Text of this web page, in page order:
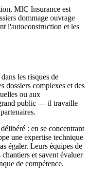
MIC Insurance est
dommage ouvrage
l'autoconstruction et les
les risques de
dossiers complexes et des
ou aux
grand public — il travaille
: en se concentrant
une expertise technique
égaler. Leurs équipes de
et savent évaluer
de compétence.